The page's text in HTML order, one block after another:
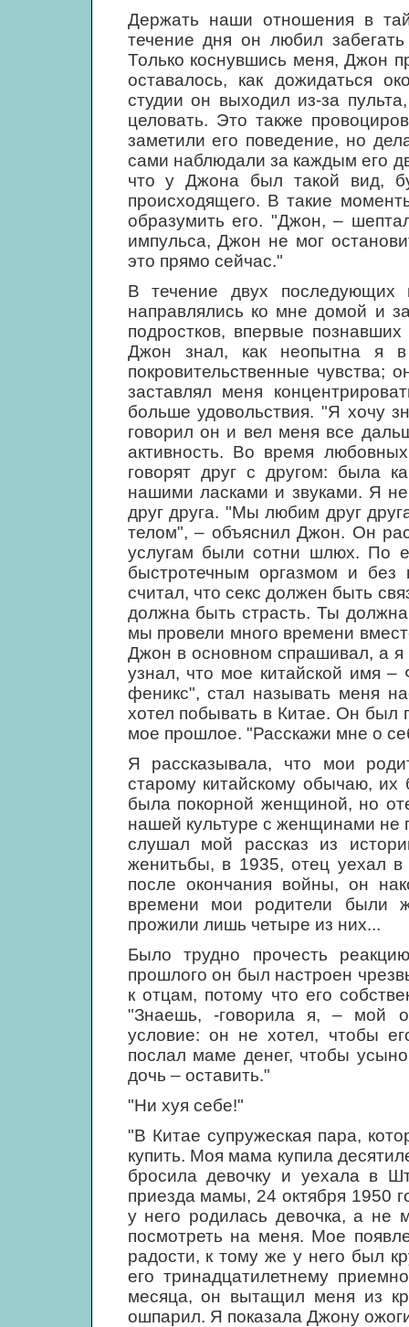
Держать наши отношения в
течение дня он любил
Только коснувшись меня, Джон
оставалось, как дожидаться
студии он выходил из-за
целовать. Это также
заметили его поведение, но
сами наблюдали за каждым его
что у Джона был такой вид,
происходящего. В такие
образумить его. "Джон, –
импульса, Джон не мог
это прямо сейчас."
В течение двух
направлялись ко мне домой и
подростков, впервые
Джон знал, как неопытна я
покровительственные
заставлял меня
больше удовольствия. "Я хочу
говорил он и вел меня все
активность. Во время
говорят друг с другом: была
нашими ласками и звуками. Я
друг друга. "Мы любим друг
телом", – объяснил Джон. Он
услугам были сотни шлюх. По
быстротечным оргазмом и
считал, что секс должен быть
должна быть страсть. Ты
мы провели много времени
Джон в основном спрашивал, а я
узнал, что мое китайской имя
феникс", стал называть меня
хотел побывать в Китае. Он был
мое прошлое. "Расскажи мне о
Я рассказывала, что мои
старому китайскому обычаю,
была покорной женщиной, но
нашей культуре с женщинами не
слушал мой рассказ из
женитьбы, в 1935, отец уехал
после окончания войны, он
времени мои родители были
прожили лишь четыре из них...
Было трудно прочесть
прошлого он был настроен
к отцам, потому что его
"Знаешь, -говорила я, – мой
условие: он не хотел, чтобы
послал маме денег, чтобы
дочь – оставить."
"Ни хуя себе!"
"В Китае супружеская пара,
купить. Моя мама купила
бросила девочку и уехала в
приезда мамы, 24 октября 1950
у него родилась девочка, а не
посмотреть на меня. Мое
радости, к тому же у него был
его тринадцатилетнему
месяца, он вытащил меня из
ошпарил. Я показала Джону